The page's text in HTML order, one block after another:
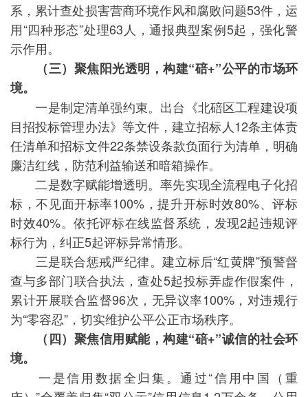
系，累计查处损害营商环境作风和腐败问题53件，运
用“四种形态”处理63人，通报典型案例5起，强化警
示作用。
（三）聚焦阳光透明，构建“碚+”公平的市场环
境。
一是制定清单强约束。出台《北碚区工程建设项
目招投标管理办法》等文件，建立招标人12条主体责
任清单和招标文件22条禁设条款负面行为清单，明确
廉洁红线，防范利益输送和暗箱操作。
二是数字赋能增透明。率先实现全流程电子化招
标，不见面开标率100%，提升开标时效80%、评标
时效40%。依托评标在线监督系统，发现2起违规评
标行为，纠正5起评标异常情形。
三是联合惩戒严纪律。建立标后“红黄牌”预警督
查与多部门联合执法，查处5起投标弄虚作假案件，
累计开展联合监督96次，无异议率100%，对违规行
为“零容忍”，切实维护公平公正市场秩序。
（四）聚焦信用赋能，构建“碚+”诚信的社会环
境。
一是信用数据全归集。通过“信用中国（重